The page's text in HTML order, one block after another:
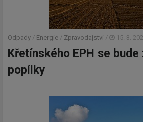
Odpady / Energie / Zpravodajství / 15. 3.
Křetínského EPH se bude
popílky